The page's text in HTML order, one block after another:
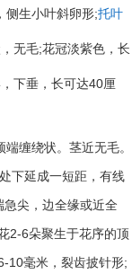
侧生小叶斜卵形;托叶
无毛;花冠淡紫色，长
下垂，长可达40厘
缠绕状。茎近无毛。
下延成一短距，有线
急尖，边全缘或近全
2-6朵聚生于花序的顶
10毫米，裂齿披针形;